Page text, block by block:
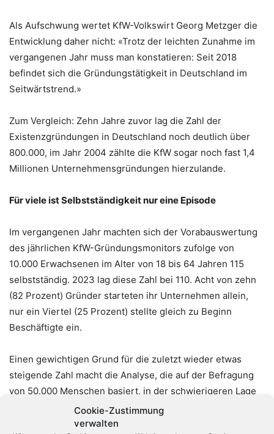
Cookie-Zustimmung
verwalten
Als Aufschwung wertet KfW-Volkswirt Georg Metzger die
Entwicklung daher nicht: «Trotz der leichten Zunahme im
vergangenen Jahr muss man konstatieren: Seit 2018
befindet sich die Gründungstätigkeit in Deutschland im
Seitwärtstrend.»
Zum Vergleich: Zehn Jahre zuvor lag die Zahl der
Existenzgründungen in Deutschland noch deutlich über
800.000, im Jahr 2004 zählte die KfW sogar noch fast 1,4
Millionen Unternehmensgründungen hierzulande.
Für viele ist Selbstständigkeit nur eine Episode
Im vergangenen Jahr machten sich der Vorabauswertung
des jährlichen KfW-Gründungsmonitors zufolge von
10.000 Erwachsenen im Alter von 18 bis 64 Jahren 115
selbstständig. 2023 lag diese Zahl bei 110. Acht von zehn
(82 Prozent) Gründer starteten ihr Unternehmen allein,
nur ein Viertel (25 Prozent) stellte gleich zu Beginn
Beschäftigte ein.
Einen gewichtigen Grund für die zuletzt wieder etwas
steigende Zahl macht die Analyse, die auf der Befragung
von 50.000 Menschen basiert, in der schwierigeren Lage
auf dem Arbeitsmarkt aus: Fast ein Drittel (31 Prozent) der
Gründerinnen und Gründer gab an, sie wären eigentlich